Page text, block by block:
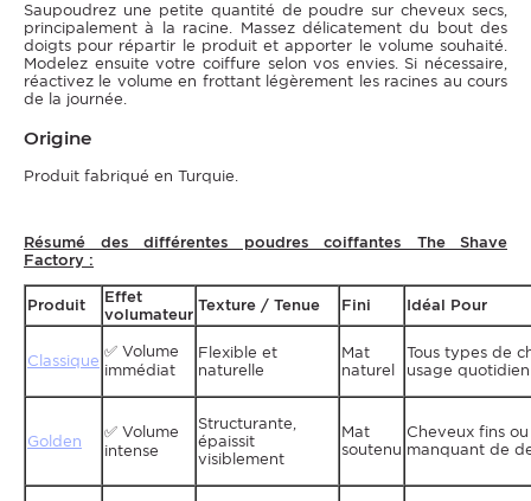
Saupoudrez une petite quantité de poudre sur cheveux secs,
principalement à la racine. Massez délicatement du bout des
doigts pour répartir le produit et apporter le volume souhaité.
Modelez ensuite votre coiffure selon vos envies. Si nécessaire,
réactivez le volume en frottant légèrement les racines au cours
de la journée.
Origine
Produit fabriqué en Turquie.
Résumé des différentes poudres coiffantes The Shave
Factory :
Produit
Effet
volumateur
Texture / Tenue Fini Idéal Pour
Classique
✅ Volume
immédiat
Flexible et
naturelle
Mat
naturel
Tous types de
usage quotidien
Golden
✅ Volume
intense
Structurante,
épaissit
visiblement
Mat
soutenu
Cheveux fins
manquant de